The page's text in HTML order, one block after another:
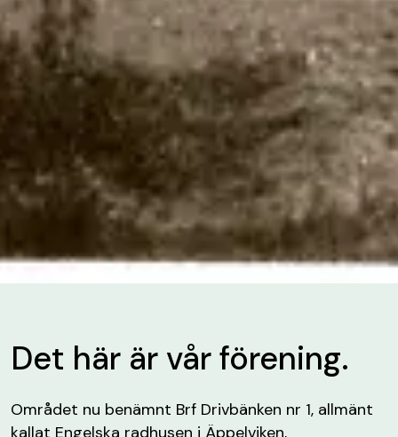
Det här är vår förening.
Området nu benämnt Brf Drivbänken nr 1, allmänt
kallat Engelska radhusen i Äppelviken,